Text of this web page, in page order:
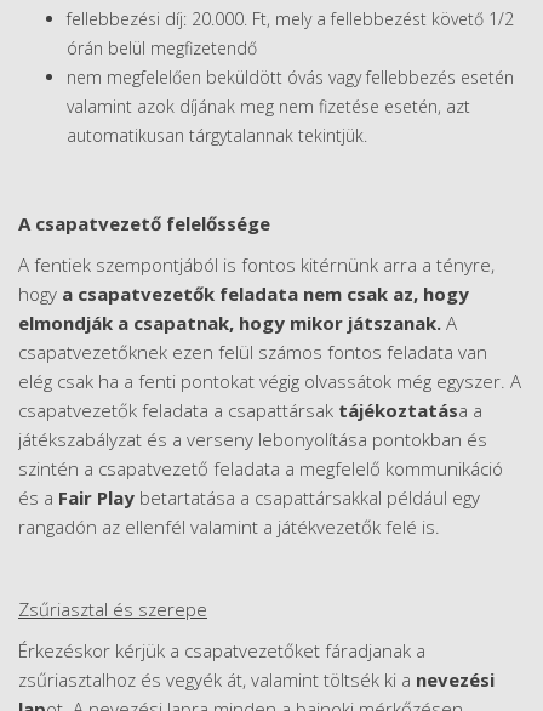
fellebbezési díj: 20.000. Ft, mely a fellebbezést követő 1/2
órán belül megfizetendő
nem megfelelően beküldött óvás vagy fellebbezés esetén
valamint azok díjának meg nem fizetése esetén, azt
automatikusan tárgytalannak tekintjük.
A csapatvezető felelőssége
A fentiek szempontjából is fontos kitérnünk arra a tényre,
hogy a csapatvezetők feladata nem csak az, hogy
elmondják a csapatnak, hogy mikor játszanak. A
csapatvezetőknek ezen felül számos fontos feladata van
elég csak ha a fenti pontokat végig olvassátok még egyszer. A
csapatvezetők feladata a csapattársak tájékoztatása a
játékszabályzat és a verseny lebonyolítása pontokban és
szintén a csapatvezető feladata a megfelelő kommunikáció
és a Fair Play betartatása a csapattársakkal például egy
rangadón az ellenfél valamint a játékvezetők felé is.
Zsűriasztal és szerepe
Érkezéskor kérjük a csapatvezetőket fáradjanak a
zsűriasztalhoz és vegyék át, valamint töltsék ki a nevezési